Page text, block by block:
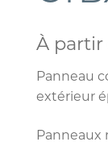
À partir
Panneau
extérieur
Panneaux